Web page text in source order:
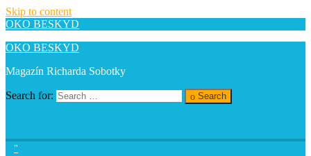
Skip to content
OKO BESKYD
OKO BESKYD
Magazín Richarda Sobotky
Search for: Search